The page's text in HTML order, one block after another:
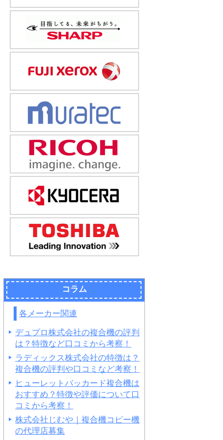
コラム
各メーカー関連
デュプロ株式会社の複合機の評判
は？特徴など口コミから考察！
ラディックス株式会社の特徴は？
複合機の評判や口コミなど考察！
ヒューレットパッカード複合機は
おすすめ？特徴や評価について口
コミから考察！
株式会社じむや｜複合機コピー機
の代理店募集